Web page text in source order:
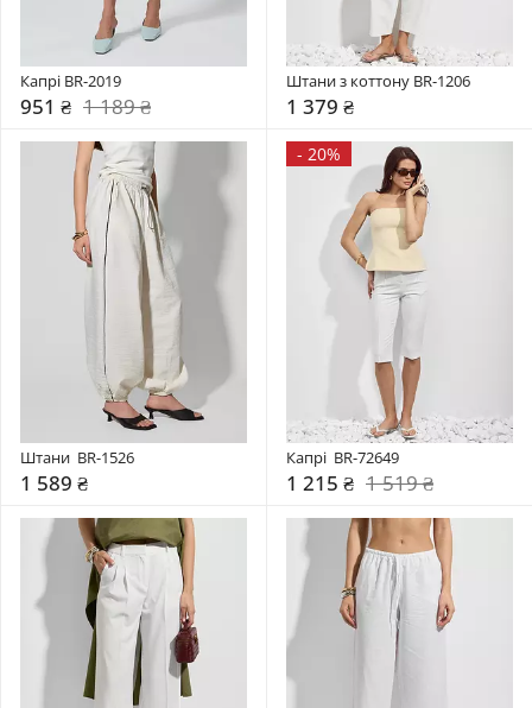
Капрі BR-2019
951 ₴ 1 189 ₴
Штани з коттону BR-1206
1 379 ₴
Штани  BR-1526
1 589 ₴
- 20%
Капрі  BR-72649
1 215 ₴ 1 519 ₴